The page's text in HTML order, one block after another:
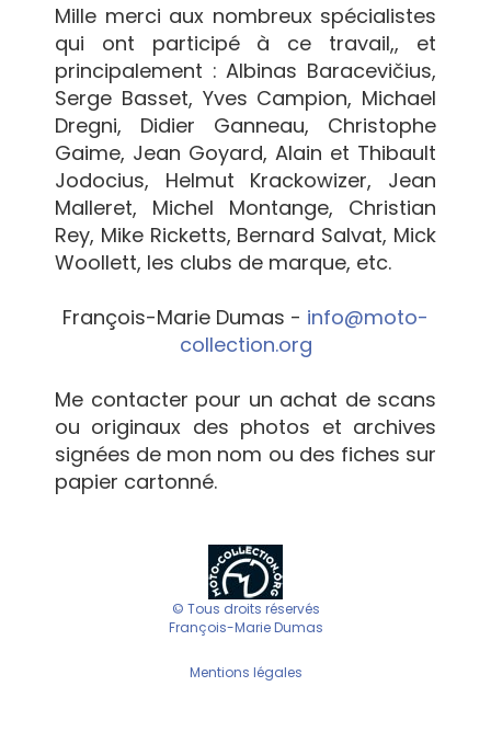
Mille merci aux nombreux spécialistes
qui ont participé à ce travail,, et
principalement : Albinas Baracevičius,
Serge Basset, Yves Campion, Michael
Dregni, Didier Ganneau, Christophe
Gaime, Jean Goyard, Alain et Thibault
Jodocius, Helmut Krackowizer, Jean
Malleret, Michel Montange, Christian
Rey, Mike Ricketts, Bernard Salvat, Mick
Woollett, les clubs de marque, etc.
François-Marie Dumas - info@moto-
collection.org
Me contacter pour un achat de scans
ou originaux des photos et archives
signées de mon nom ou des fiches sur
papier cartonné.
© Tous droits réservés
François-Marie Dumas
Mentions légales